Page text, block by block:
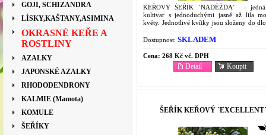
GOJI, SCHIZANDRA
LÍSKY,KAŠTANY,ASIMINA
OKRASNÉ KEŘE A
ROSTLINY
AZALKY
JAPONSKÉ AZALKY
RHODODENDRONY
KALMIE (Mamota)
KOMULE
ŠEŘÍKY
KEŘOVÝ ŠEŘÍK ´NADĚŽDA´ -
kultivar s jednoduchými jasně až lila
květy. Jednotlivé kvítky jsou složeny do
lat a slabě voní. Dorůstá až do
Vhodný...
Dostupnost: SKLADEM
Cena: 268 Kč vč. DPH
Koupit
Detail
ŠEŘÍK KEŘOVÝ ´EXCELLENT´